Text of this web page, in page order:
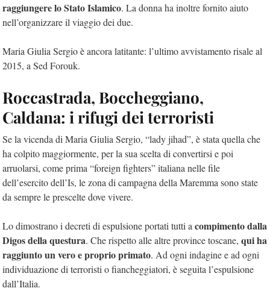
raggiungere lo Stato Islamico. La donna ha inoltre fornito aiuto
nell’organizzare il viaggio dei due.
Maria Giulia Sergio è ancora latitante: l’ultimo avvistamento risale al
2015, a Sed Forouk.
Roccastrada, Boccheggiano,
Caldana: i rifugi dei terroristi
Se la vicenda di Maria Giulia Sergio, “lady jihad”, è stata quella che
ha colpito maggiormente, per la sua scelta di convertirsi e poi
arruolarsi, come prima “foreign fighters” italiana nelle file
dell’esercito dell’Is, le zona di campagna della Maremma sono state
da sempre le prescelte dove vivere.
Lo dimostrano i decreti di espulsione portati tutti a compimento dalla
Digos della questura. Che rispetto alle altre province toscane, qui ha
raggiunto un vero e proprio primato. Ad ogni indagine e ad ogni
individuazione di terroristi o fiancheggiatori, è seguita l’espulsione
dall’Italia.